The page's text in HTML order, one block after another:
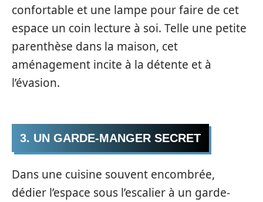
confortable et une lampe pour faire de cet
espace un coin lecture à soi. Telle une petite
parenthèse dans la maison, cet
aménagement incite à la détente et à
l’évasion.
3. UN GARDE-MANGER SECRET
Dans une cuisine souvent encombrée,
dédier l’espace sous l’escalier à un garde-